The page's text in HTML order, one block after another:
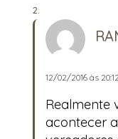
12/02/2016 às 20:12
Realmente
acontecer